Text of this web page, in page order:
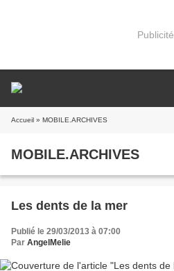
Publicité
Accueil » MOBILE.ARCHIVES
MOBILE.ARCHIVES
Les dents de la mer
Publié le 29/03/2013 à 07:00
Par AngelMelie